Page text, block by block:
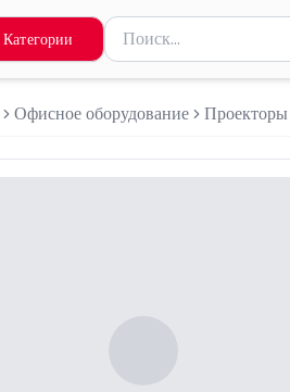
Категории
Поиск товаров
Введите минимум 2
Офисное оборудование Проекторы